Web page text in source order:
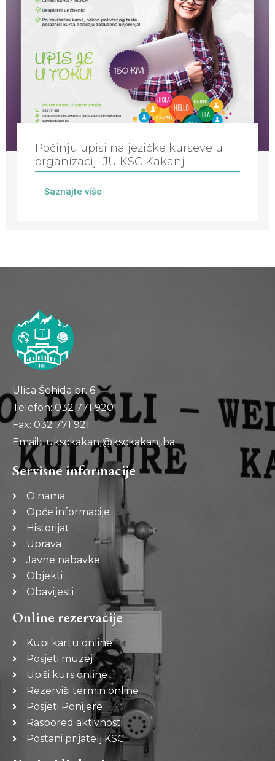
Počinju upisi na jezičke kurseve u
organizaciji JU KSC Kakanj
Saznajte više
Ulica Šehida br. 6
Telefon: 032 771 920
Fax: 032 771 921
Email: juksckakanj@ksckakanj.ba
Servisne informacije
O nama
Opće informacije
Historijat
Uprava
Javne nabavke
Objekti
Obavijesti
Online rezervacije
Kupi kartu online
Posjeti muzej
Upiši kurs online
Rezerviši termin online
Posjeti Ponijere
Raspored aktivnosti
Postani prijatelj KSC